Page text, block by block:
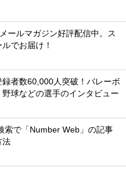
ールマガジン好評配信中。ス
でお届け！
者数60,000人突破！バレーボ
球などの選手のインタビュー
索で「Number Web」の記事
法